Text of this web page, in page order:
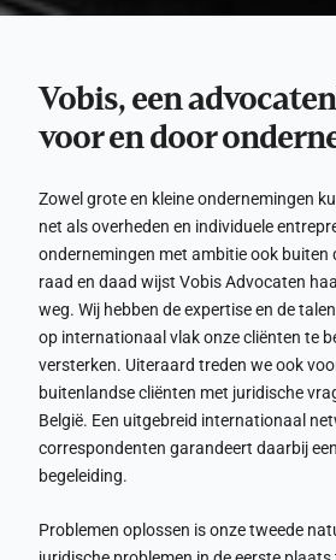
Vobis, een
voor en door
Zowel grote en kleine ondernemingen
net als overheden en individuele
ondernemingen met ambitie ook buiten
raad en daad wijst Vobis Advocaten
weg. Wij hebben de expertise en de
op internationaal vlak onze cliënten te
versterken. Uiteraard treden we ook
buitenlandse cliënten met juridische
België. Een uitgebreid internationaal
correspondenten garandeert daarbij
begeleiding.
Problemen oplossen is onze tweede